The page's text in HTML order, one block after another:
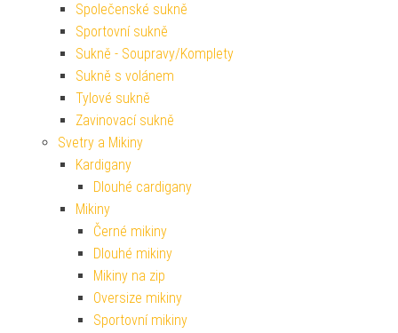
Společenské sukně
Sportovní sukně
Sukně - Soupravy/Komplety
Sukně s volánem
Tylové sukně
Zavinovací sukně
Svetry a Mikiny
Kardigany
Dlouhé cardigany
Mikiny
Černé mikiny
Dlouhé mikiny
Mikiny na zip
Oversize mikiny
Sportovní mikiny